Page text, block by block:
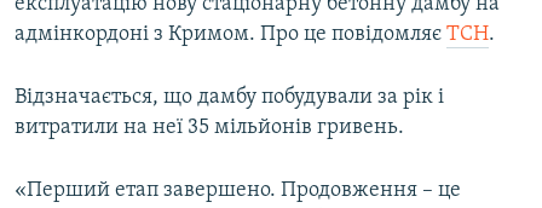
експлуатацію нову стаціонарну бетонну дамбу на
адмінкордоні з Кримом. Про це повідомляє ТСН.
Відзначається, що дамбу побудували за рік і
витратили на неї 35 мільйонів гривень.
«Перший етап завершено. Продовження – це